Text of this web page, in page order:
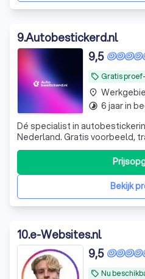
9.Autobestickerd.nl
local_offer Gratis
9,5
Dé specialist in
Nederland. Gratis voorbeeld,
zéér korte levertermijn. Gekozen door velen,
tevredenheid van iedereen!
Bekijk
place
timelapse 6 jaar in
10.e-Websites.nl
local_offer Nu
9,5